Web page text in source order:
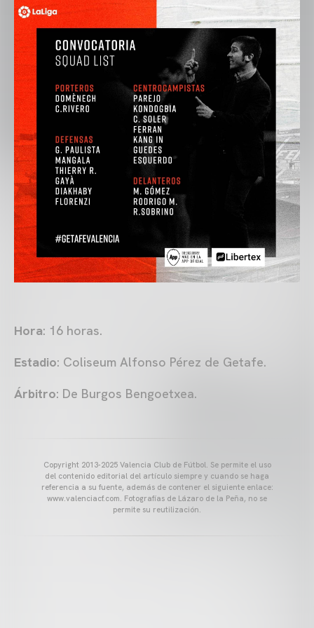
Hora: 16 horas.
Estadio: Coliseum Alfonso Pérez de Getafe.
Árbitro: De Burgos Bengoetxea.
Copyright 2013-2025 Valencia Club de Fútbol. Se permite el uso
del contenido editorial del artículo siempre y cuando se haga
referencia a su fuente, además de contener el siguiente enlace:
www.valenciacf.com. Fotografías de Lázaro de la Peña, no se
permite su reutilización.